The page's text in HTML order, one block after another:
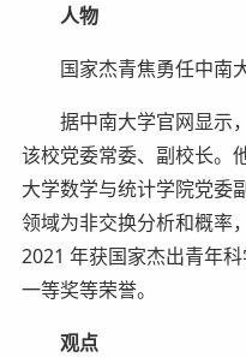
人物
国家杰青焦勇任中南
据中南大学官网显示
该校党委常委、副校长。
大学数学与统计学院党委
领域为非交换分析和概率
2021 年获国家杰出青年
一等奖等荣誉。
观点